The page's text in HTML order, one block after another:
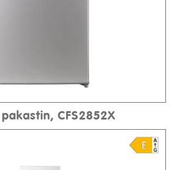
CFS2852X